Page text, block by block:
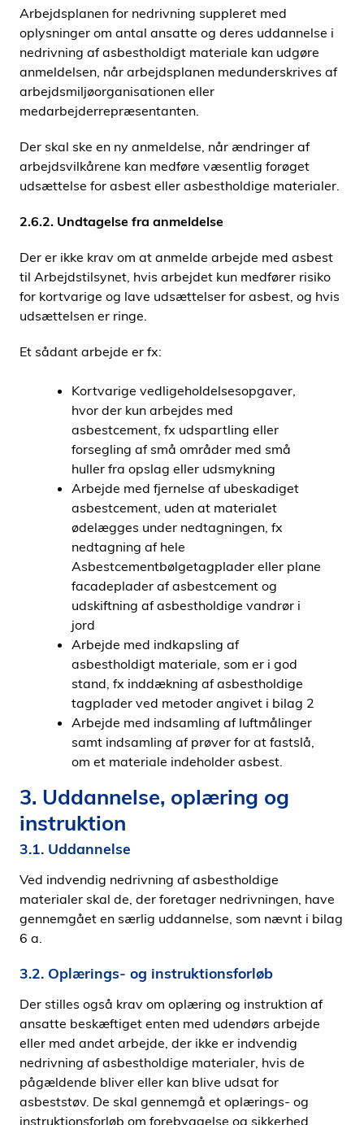
Arbejdsplanen for nedrivning suppleret med
oplysninger om antal ansatte og deres uddannelse i
nedrivning af asbestholdigt materiale kan udgøre
anmeldelsen, når arbejdsplanen medunderskrives af
arbejdsmiljøorganisationen eller
medarbejderrepræsentanten.
Der skal ske en ny anmeldelse, når ændringer af
arbejdsvilkårene kan medføre væsentlig forøget
udsættelse for asbest eller asbestholdige materialer.
2.6.2. Undtagelse fra anmeldelse
Der er ikke krav om at anmelde arbejde med asbest
til Arbejdstilsynet, hvis arbejdet kun medfører risiko
for kortvarige og lave udsættelser for asbest, og hvis
udsættelsen er ringe.
Et sådant arbejde er fx:
Kortvarige vedligeholdelsesopgaver,
hvor der kun arbejdes med
asbestcement, fx udspartling eller
forsegling af små områder med små
huller fra opslag eller udsmykning
Arbejde med fjernelse af ubeskadiget
asbestcement, uden at materialet
ødelægges under nedtagningen, fx
nedtagning af hele
Asbestcementbølgetagplader eller plane
facadeplader af asbestcement og
udskiftning af asbestholdige vandrør i
jord
Arbejde med indkapsling af
asbestholdigt materiale, som er i god
stand, fx inddækning af asbestholdige
tagplader ved metoder angivet i bilag 2
Arbejde med indsamling af luftmålinger
samt indsamling af prøver for at fastslå,
om et materiale indeholder asbest.
3. Uddannelse, oplæring og
instruktion
3.1. Uddannelse
Ved indvendig nedrivning af asbestholdige
materialer skal de, der foretager nedrivningen, have
gennemgået en særlig uddannelse, som nævnt i bilag
6 a.
3.2. Oplærings- og instruktionsforløb
Der stilles også krav om oplæring og instruktion af
ansatte beskæftiget enten med udendørs arbejde
eller med andet arbejde, der ikke er indvendig
nedrivning af asbestholdige materialer, hvis de
pågældende bliver eller kan blive udsat for
asbeststøv. De skal gennemgå et oplærings- og
instruktionsforløb om forebyggelse og sikkerhed